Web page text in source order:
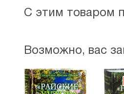
С этим товаром
Возможно, вас